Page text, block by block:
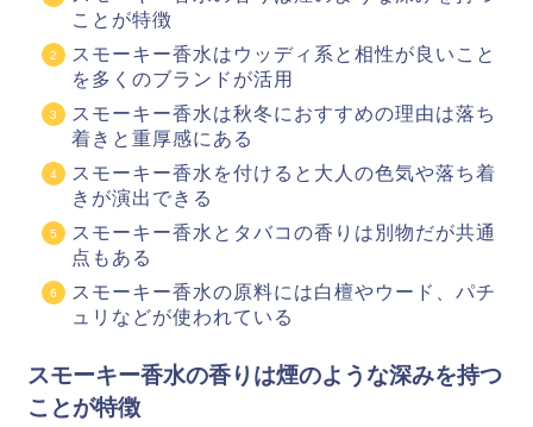
ことが特徴
スモーキー香水はウッディ系と相性が良いこと
を多くのブランドが活用
スモーキー香水は秋冬におすすめの理由は落ち
着きと重厚感にある
スモーキー香水を付けると大人の色気や落ち着
きが演出できる
スモーキー香水とタバコの香りは別物だが共通
点もある
スモーキー香水の原料には白檀やウード、パチ
ュリなどが使われている
スモーキー香水の香りは煙のような深みを持つ
ことが特徴